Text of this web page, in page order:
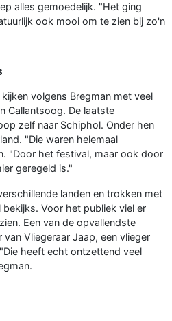
alles gemoedelijk. "Het ging
ook mooi om te zien bij zo'n
volgens Bregman met veel
Callantsoog. De laatste
zelf naar Schiphol. Onder hen
"Die waren helemaal
"Door het festival, maar ook door
geregeld is."
landen en trokken met
Voor het publiek viel er
Een van de opvallendste
Vliegeraar Jaap, een vlieger
heeft echt ontzettend veel